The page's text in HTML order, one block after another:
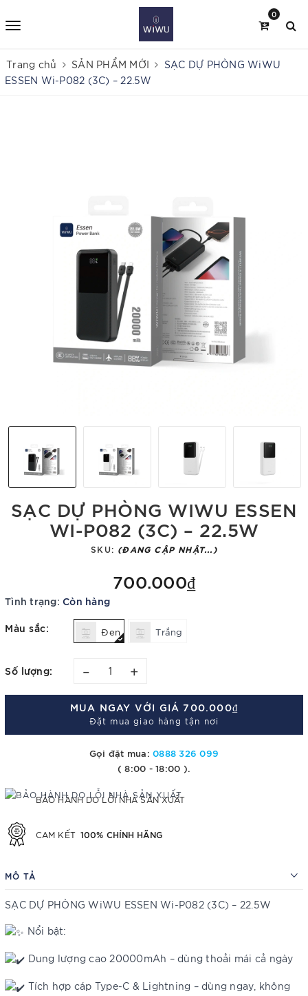
0
Trang chủ SẢN PHẨM MỚI
SẠC DỰ PHÒNG WiWU
ESSEN Wi-P082 (3C) – 22.5W
SẠC DỰ PHÒNG WIWU ESSEN
WI-P082 (3C) – 22.5W
SKU: (ĐANG CẬP NHẬT...)
700.000₫
Tình trạng: Còn hàng
Màu sắc: Đen Trắng
Số lượng: – +
MUA NGAY VỚI GIÁ 700.000₫
Đặt mua giao hàng tận nơi
Gọi đặt mua:0888 326 099
( 8:00 - 18:00 ).
BẢO HÀNH DO LỖI NHÀ SẢN XUẤT
CAM KẾT 100% CHÍNH HÃNG
MÔ TẢ
SẠC DỰ PHÒNG WiWU ESSEN Wi-P082 (3C) – 22.5W
Nổi bật:
Dung lượng cao 20000mAh – dùng thoải mái cả ngày
Tích hợp cáp Type-C & Lightning – dùng ngay, không